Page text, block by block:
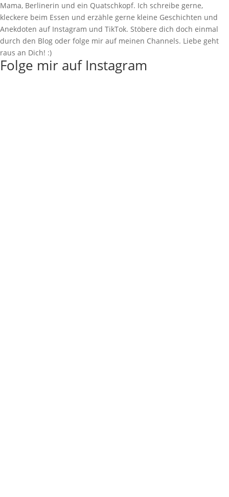
Mama, Berlinerin und ein Quatschkopf. Ich schreibe gerne,
kleckere beim Essen und erzähle gerne kleine Geschichten und
Anekdoten auf Instagram und TikTok. Stöbere dich doch einmal
durch den Blog oder folge mir auf meinen Channels. Liebe geht
raus an Dich! :)
Folge mir auf Instagram